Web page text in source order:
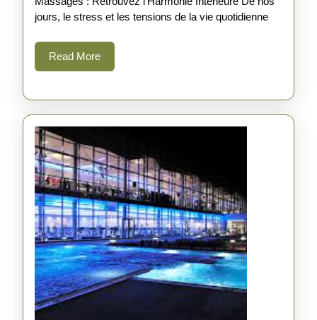
:
jours, le stress et les tensions de la vie quotidienne
Read MoreRead
More